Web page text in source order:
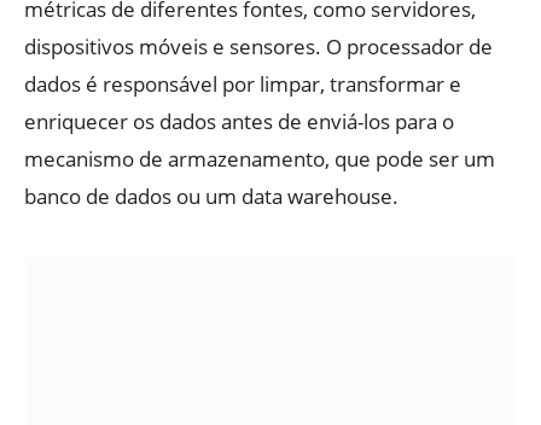
métricas de diferentes fontes, como servidores,
dispositivos móveis e sensores. O processador de
dados é responsável por limpar, transformar e
enriquecer os dados antes de enviá-los para o
mecanismo de armazenamento, que pode ser um
banco de dados ou um data warehouse.